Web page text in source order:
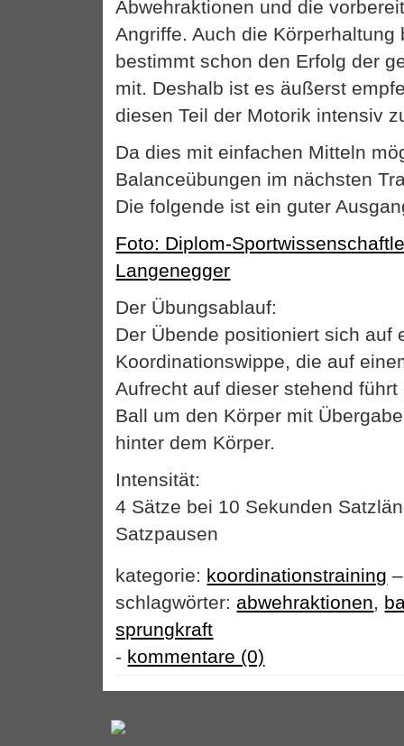
Abwehraktionen und die
Angriffe. Auch die Körperhaltung
bestimmt schon den Erfolg der
mit. Deshalb ist es äußerst
diesen Teil der Motorik intensiv
Da dies mit einfachen Mitteln
Balanceübungen im nächsten
Die folgende ist ein guter
Foto: Diplom-
Langenegger
Der Übungsablauf:
Der Übende positioniert sich auf
Koordinationswippe, die auf
Aufrecht auf dieser stehend
Ball um den Körper mit
hinter dem Körper.
Intensität:
4 Sätze bei 10 Sekunden
Satzpausen
kategorie: koordinationstraining
schlagwörter: abwehraktionen,
sprungkraft
- kommentare (0)